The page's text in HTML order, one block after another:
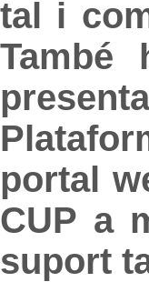
tal i
També
portal
CUP a
suport